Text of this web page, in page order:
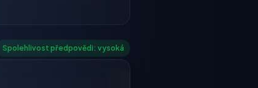
Spolehlivost předpovědi: vysoká